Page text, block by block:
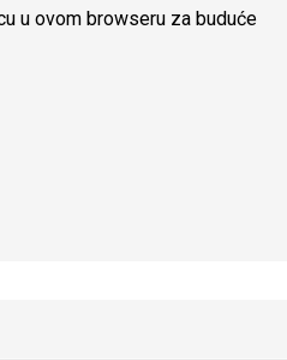
u ovom browseru za buduće